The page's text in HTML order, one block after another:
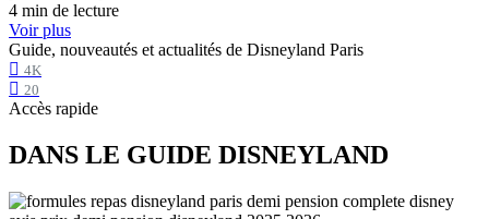
4 min de lecture
Voir plus
Guide, nouveautés et actualités de Disneyland Paris
4K
20
Accès rapide
DANS LE GUIDE DISNEYLAND